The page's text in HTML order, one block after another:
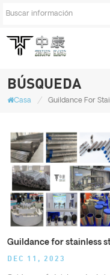
BÚSQUEDA
Casa / Guildance For
Guildance for stainless
DEC 11, 2023